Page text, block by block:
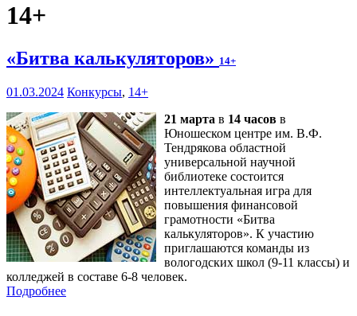
14+
«Битва калькуляторов» 14+
01.03.2024 Конкурсы, 14+
21 марта в 14 часов в
Юношеском центре им. В.Ф.
Тендрякова областной
универсальной научной
библиотеке состоится
интеллектуальная игра для
повышения финансовой
грамотности «Битва
калькуляторов». К участию
приглашаются команды из
вологодских школ (9-11 классы) и
колледжей в составе 6-8 человек.
Подробнее